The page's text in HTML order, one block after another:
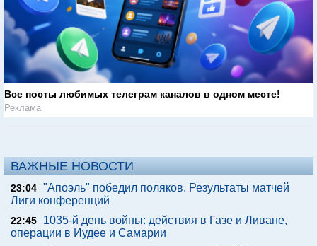
Все посты любимых телеграм каналов в одном месте!
Реклама
ВАЖНЫЕ НОВОСТИ
23:04 "Апоэль" победил поляков. Результаты матчей
Лиги конференций
22:45
1035-й день войны: действия в Газе и Ливане,
операции в Иудее и Самарии